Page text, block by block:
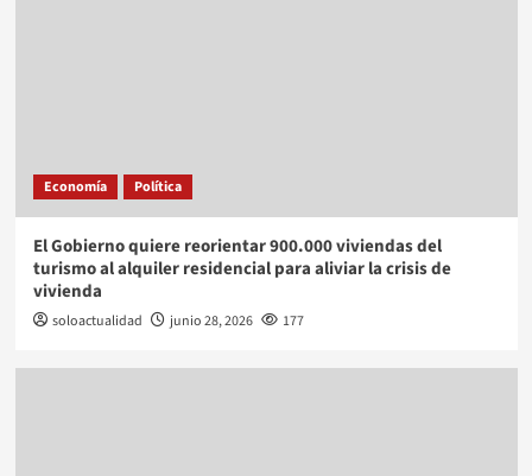
Economía Política
El Gobierno quiere reorientar 900.000 viviendas del
turismo al alquiler residencial para aliviar la crisis de
vivienda
soloactualidad junio 28, 2026 177